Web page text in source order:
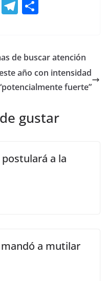
M T
gr
a
m
p
ar
tir
de buscar atención
año con intensidad
fuerte”
gustar
postulará a la
a mutilar